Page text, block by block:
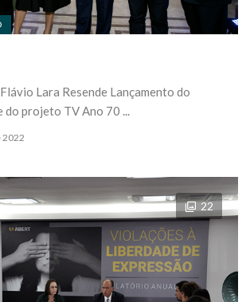
Lara Resende Lançamento do
do projeto TV Ano 70 ...
2022
22